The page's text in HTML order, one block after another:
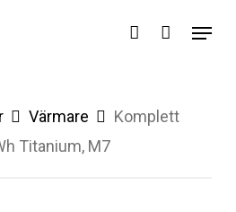
account
Menu
Värmare
Komplett
Titanium, M7